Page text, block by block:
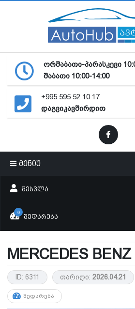
ორშაბათი-პარასკევი
შაბათი 10:00-14:00
+995 595 52 10 17
დაგვიკავშირდით
მენიუ
ᲨᲔᲡᲕᲚᲐ
0
ᲨᲔᲓᲐᲠᲔᲑᲐ
MERCEDES
ID: 6311 თარიღი: 2026.04.21
ᲨᲔᲓᲐᲠᲔᲑᲐ